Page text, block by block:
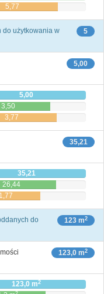
5,77
5
do użytkowania w
5,00
5,00
3,50
3,77
35,21
35,21
26,44
123 m2
do
123,0 m2
123,0 m2